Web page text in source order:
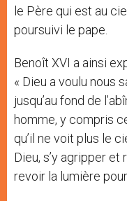
le Père qui est au
poursuivi le pape.
Benoît XVI a ainsi
« Dieu a voulu nous
jusqu’au fond de
homme, y compris
qu’il ne voit plus le
Dieu, s’y agripper
revoir la lumière